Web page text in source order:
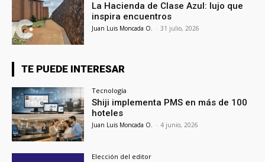
La Hacienda de Clase Azul: lujo que
inspira encuentros
Juan Luis Moncada O. - 31 julio, 2026
TE PUEDE INTERESAR
Tecnología
Shiji implementa PMS en más de 100
hoteles
Juan Luis Moncada O. - 4 junio, 2026
Elección del editor